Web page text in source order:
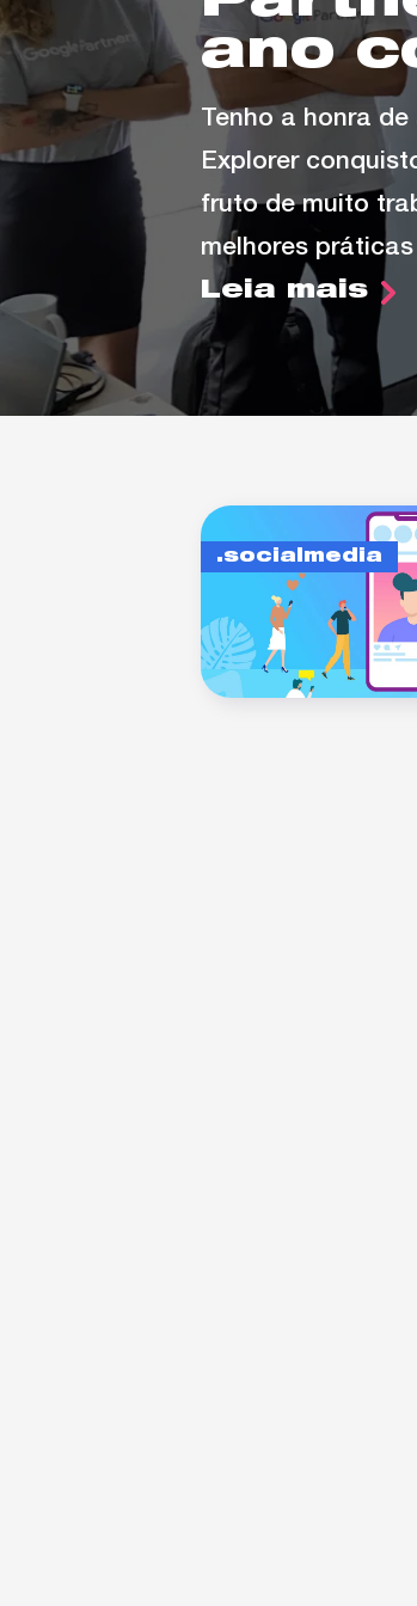
ano
Tenho a honra
Explorer
fruto de muito
melhores
Leia mais
socialmedia